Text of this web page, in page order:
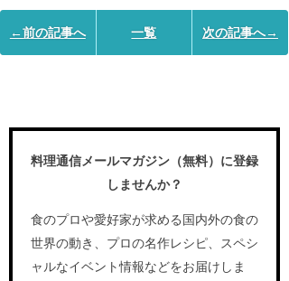
←前の記事へ 一覧 次の記事へ→
料理通信メールマガジン（無料）に登録
しませんか？
食のプロや愛好家が求める国内外の食の
世界の動き、プロの名作レシピ、スペシ
ャルなイベント情報などをお届けしま